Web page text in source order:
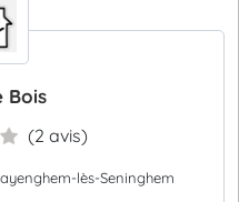
Bois
(2 avis)
lès-Seninghem